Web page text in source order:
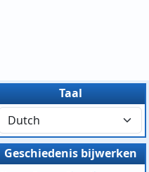
Taal
Geschiedenis bijwerken